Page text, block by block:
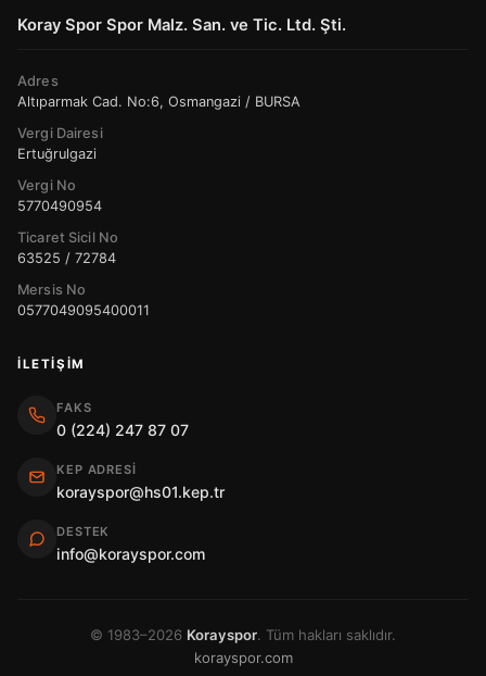
Koray Spor Spor Malz. San. ve Tic. Ltd. Şti.
Adres
Altıparmak Cad. No:6, Osmangazi / BURSA
Vergi Dairesi
Ertuğrulgazi
Vergi No
5770490954
Ticaret Sicil No
63525 / 72784
Mersis No
0577049095400011
İLETIŞIM
FAKS
0 (224) 247 87 07
KEP ADRESI
korayspor@hs01.kep.tr
DESTEK
info@korayspor.com
© 1983–2026 Korayspor. Tüm hakları saklıdır.
korayspor.com